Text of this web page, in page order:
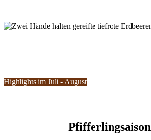
Highlights im Juli - August
Pfifferlingsaison